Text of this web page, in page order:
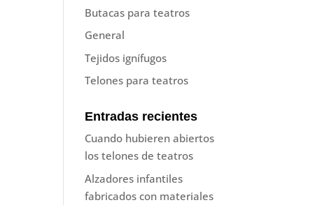
Butacas para teatros
General
Tejidos ignífugos
Telones para teatros
Entradas recientes
Cuando hubieren abiertos
los telones de teatros
Alzadores infantiles
fabricados con materiales